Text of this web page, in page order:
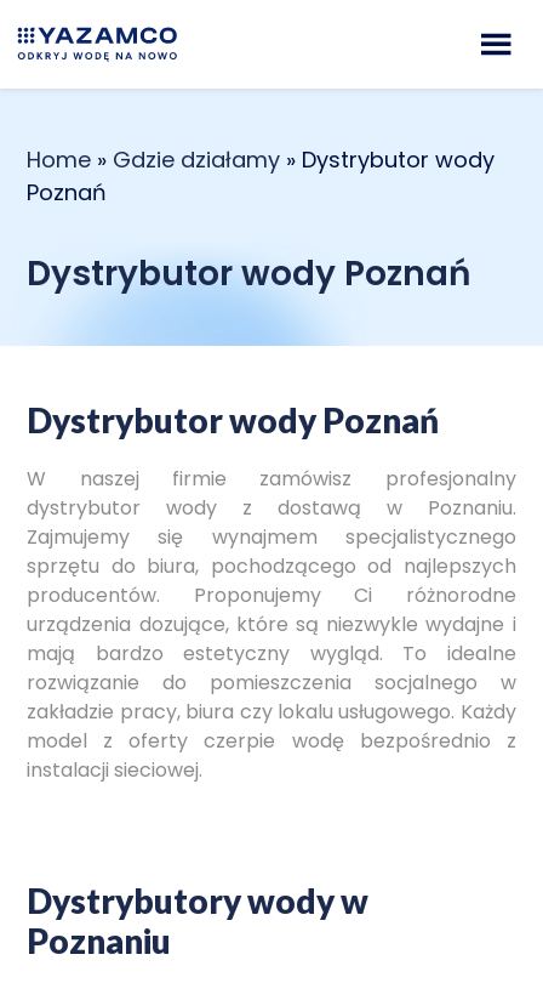
Home » Gdzie działamy » Dystrybutor wody
Poznań
Dystrybutor wody Poznań
Dystrybutor wody Poznań
W naszej firmie zamówisz profesjonalny
dystrybutor wody z dostawą w Poznaniu.
Zajmujemy się wynajmem specjalistycznego
sprzętu do biura, pochodzącego od najlepszych
producentów. Proponujemy Ci różnorodne
urządzenia dozujące, które są niezwykle wydajne i
mają bardzo estetyczny wygląd. To idealne
rozwiązanie do pomieszczenia socjalnego w
zakładzie pracy, biura czy lokalu usługowego. Każdy
model z oferty czerpie wodę bezpośrednio z
instalacji sieciowej.
Dystrybutory wody w
Poznaniu